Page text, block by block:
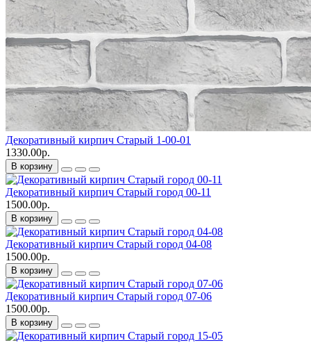
Декоративный кирпич Старый 1-00-01
1330.00р.
В корзину
Декоративный кирпич Старый город 00-11
1500.00р.
В корзину
Декоративный кирпич Старый город 04-08
1500.00р.
В корзину
Декоративный кирпич Старый город 07-06
1500.00р.
В корзину